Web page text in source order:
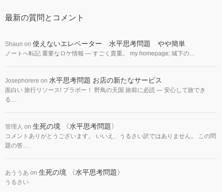
最新の質問とコメント
Shaun on 使えないエレベーター 水平思考問題 やや簡単
ノートへ転記 重要なロケ情報 — すごく貴重。 my homepage; 城下の…
Josephorere on 水平思考問題 お店の新たなサービス
面白い 旅行リソース! ブラボー！ 野鳥の天国 旅前に必読 — 安心して旅でき
る…
管理人 on 生死の境 〈水平思考問題〉
コメントありがとうございます。 いいえ、うるさい訳ではありません。 この問
題の答…
あううあ on 生死の境 〈水平思考問題〉
うるさい